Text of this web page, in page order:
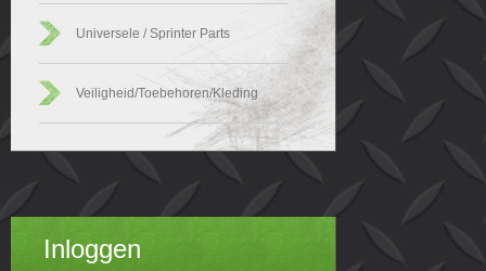
Universele / Sprinter Parts
Veiligheid/Toebehoren/Kleding
Inloggen